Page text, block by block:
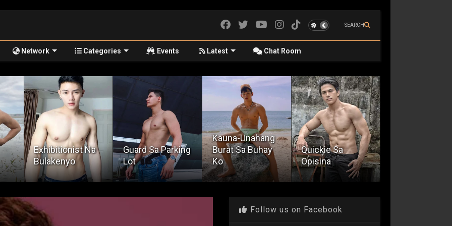
SEARCH
Network Categories Events Latest Chat Room
Guard Sa Parking
Lot
Kauna-Unahang
Burat Sa Buhay
Ko
Quickie Sa
Opisina
The Bi Hater
Follow us on Facebook